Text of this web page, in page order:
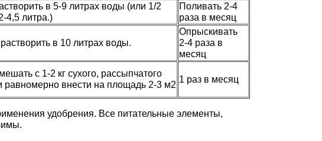
в 5-9 литрах воды (или 1/2
4,5 литра.)
Поливать 2-4
раза в месяц
в 10 литрах воды.
Опрыскивать
2-4 раза в
месяц
с 1-2 кг сухого, рассыпчатого
равномерно внести на площадь 2-3 м2
1 раз в месяц
удобрения. Все питательные элементы,